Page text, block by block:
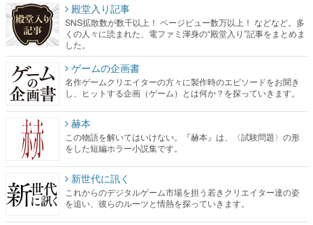
殿堂入り記事
SNS拡散数が数千以上！ ページビュー数万以上！ などなど。多
くの人々に読まれた、電ファミ渾身の“殿堂入り”記事をまとめま
した。
ゲームの企画書
名作ゲームクリエイターの方々に製作時のエピソードをお聞き
し、ヒットする企画（ゲーム）とは何か？を探っていきます。
赫本
この物語を解いてはいけない。『赫本』は、〈試験問題〉の形
をした短編ホラー小説集です。
新世代に訊く
これからのデジタルゲーム市場を担う若きクリエイター達の姿
を追い、彼らのルーツと情熱を探っていきます。